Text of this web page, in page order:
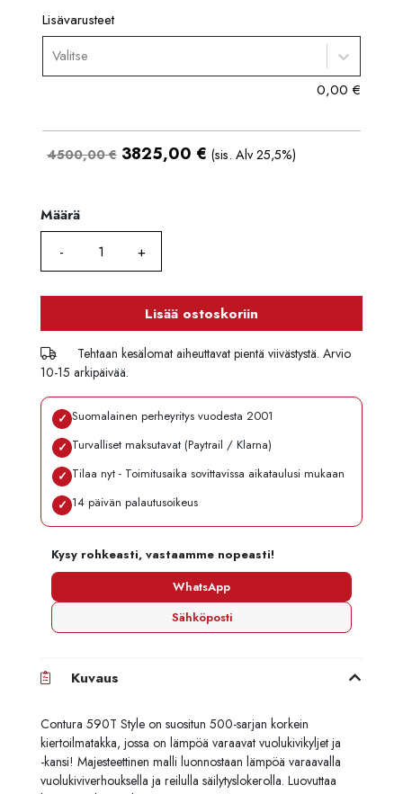
Lisävarusteet
Valitse
0,00 €
4500,00 € 3825,00 € (sis. Alv 25,5%)
Määrä
Määrä
Lisää ostoskoriin
Tehtaan kesälomat aiheuttavat pientä viivästystä. Arvio
10-15 arkipäivää.
✓ Suomalainen perheyritys vuodesta 2001
✓ Turvalliset maksutavat (Paytrail / Klarna)
✓ Tilaa nyt - Toimitusaika sovittavissa aikataulusi mukaan
✓ 14 päivän palautusoikeus
Kysy rohkeasti, vastaamme nopeasti!
WhatsApp
Sähköposti
Kuvaus
Contura 590T Style on suositun 500-sarjan korkein
kiertoilmatakka, jossa on lämpöä varaavat vuolukivikyljet ja
-kansi! Majesteettinen malli luonnostaan lämpöä varaavalla
vuolukiviverhouksella ja reilulla säilytyslokerolla. Luovuttaa